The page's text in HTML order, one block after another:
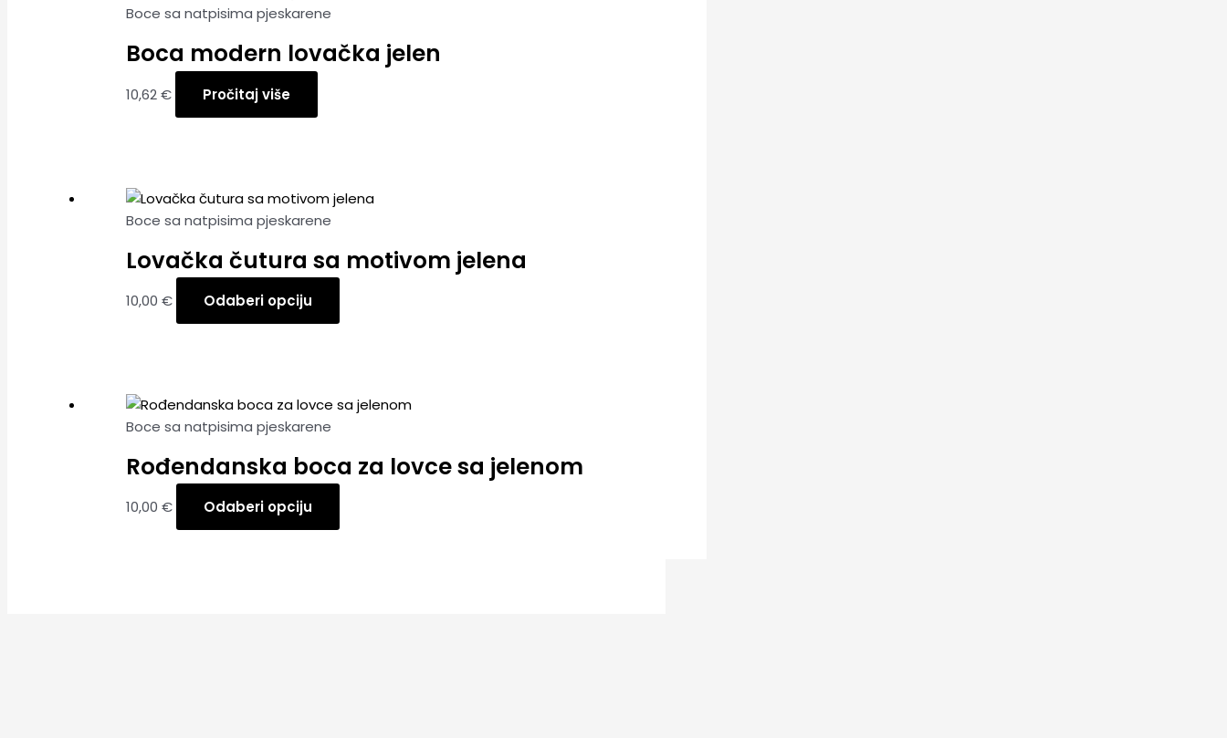
Boce sa natpisima pjeskarene
Boca modern lovačka jelen
10,62€ Pročitaj više
Boce sa natpisima pjeskarene
Lovačka čutura sa motivom jelena
10,00 € Odaberi opciju
Boce sa natpisima pjeskarene
Rođendanska boca za lovce sa jelenom
10,00 € Odaberi opciju